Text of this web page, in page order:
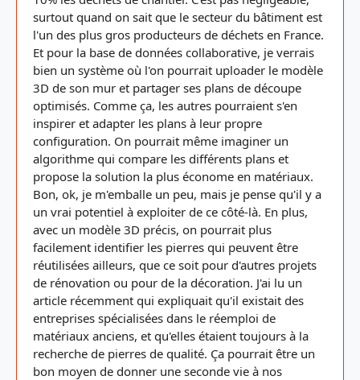
surtout quand on sait que le secteur du bâtiment est
l'un des plus gros producteurs de déchets en France.
Et pour la base de données collaborative, je verrais
bien un système où l'on pourrait uploader le modèle
3D de son mur et partager ses plans de découpe
optimisés. Comme ça, les autres pourraient s'en
inspirer et adapter les plans à leur propre
configuration. On pourrait même imaginer un
algorithme qui compare les différents plans et
propose la solution la plus économe en matériaux.
Bon, ok, je m'emballe un peu, mais je pense qu'il y a
un vrai potentiel à exploiter de ce côté-là. En plus,
avec un modèle 3D précis, on pourrait plus
facilement identifier les pierres qui peuvent être
réutilisées ailleurs, que ce soit pour d'autres projets
de rénovation ou pour de la décoration. J'ai lu un
article récemment qui expliquait qu'il existait des
entreprises spécialisées dans le réemploi de
matériaux anciens, et qu'elles étaient toujours à la
recherche de pierres de qualité. Ça pourrait être un
bon moyen de donner une seconde vie à nos